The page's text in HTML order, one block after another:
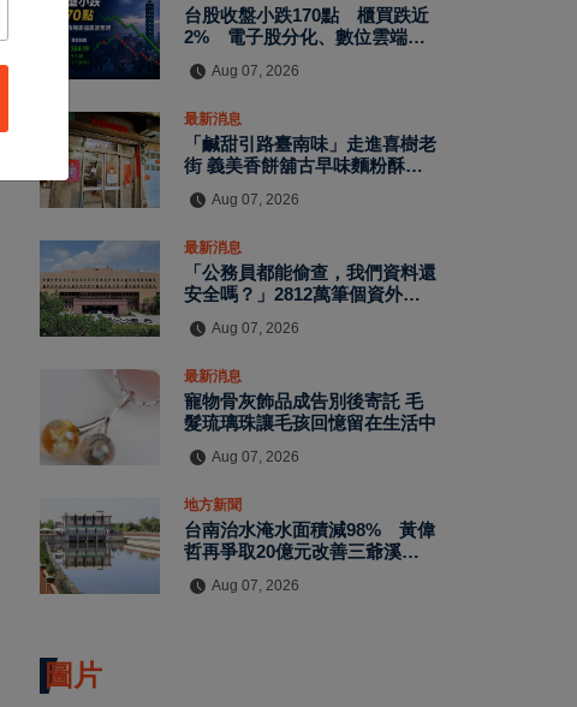
台股收盤小跌170點 櫃買跌近
2% 電子股分化、數位雲端與
Aug 07, 2026
最新消息
「鹹甜引路臺南味」走進喜樹老
街 義美香餅舖古早味麵粉酥、
Aug 07, 2026
最新消息
「公務員都能偷查，我們資料還
安全嗎？」2812萬筆個資外洩
與公務資訊漏洞曝光
Aug 07, 2026
最新消息
寵物骨灰飾品成告別後寄託 毛
髮琉璃珠讓毛孩回憶留在生活中
Aug 07, 2026
地方新聞
台南治水淹水面積減98% 黃偉
哲再爭取20億元改善三爺溪等
Aug 07, 2026
圖片